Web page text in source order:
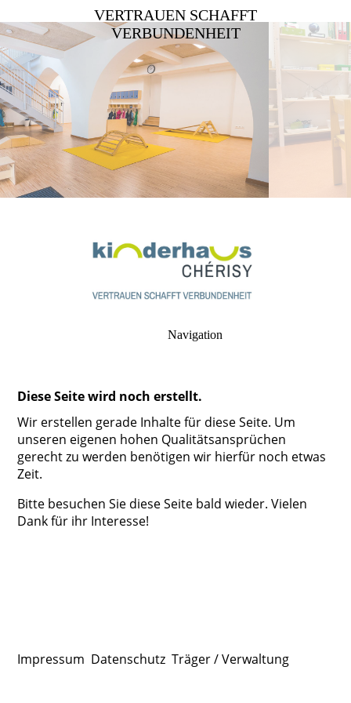
VERTRAUEN SCHAFFT
VERBUNDENHEIT
Navigation
Diese Seite wird noch erstellt.
Wir erstellen gerade Inhalte für diese Seite. Um
unseren eigenen hohen Qualitätsansprüchen
gerecht zu werden benötigen wir hierfür noch etwas
Zeit.
Bitte besuchen Sie diese Seite bald wieder. Vielen
Dank für ihr Interesse!
Impressum Datenschutz Träger / Verwaltung